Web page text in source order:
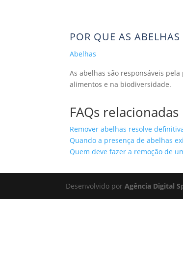
POR QUE AS
Abelhas
As abelhas são responsáveis
alimentos e na biodiversidade.
FAQs relacionadas
Remover abelhas resolve
Quando a presença de abelhas
Quem deve fazer a remoção de
Desenvolvido porAgência Digital